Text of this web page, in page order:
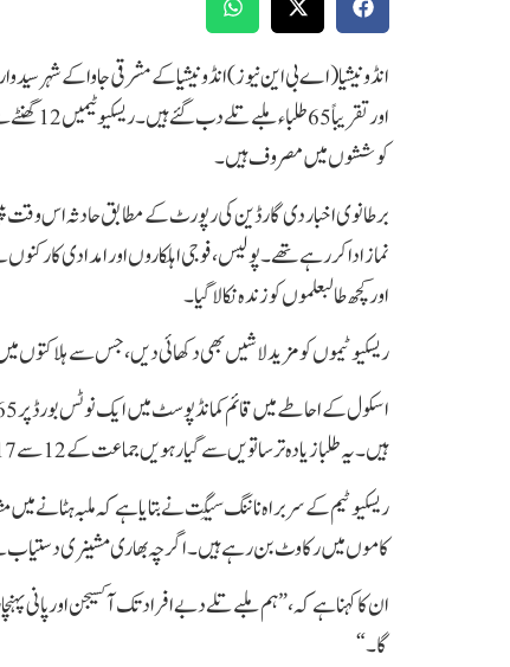
انڈونیشیا (اے بی این نیوز)انڈونیشیا کے مشرقی جاوا کے
اور
کوششوں میں مصروف ہیں۔
برطانوی اخبار دی گارڈین کی رپورٹ کے مطابق حادثہ اس
نماز ادا کر رہے تھے۔ پولیس، فوجی اہلکاروں اور امدادی
اور کچھ طالبعلموں کو زندہ نکالا گیا۔
ریسکیو ٹیموں کو مزید لاشیں بھی دکھائی دیں، جس سے ہلاکتوں
ہیں۔ یہ طلبا زیادہ تر ساتویں سے گیارہویں جماعت کے 12 سے 17 سال کے بتائے گئے ہیں۔
ریسکیو ٹیم کے سربراہ ناننگ سیگِت نے بتایا ہے کہ ملبہ ہٹانے
کاموں میں رکاوٹ بن رہے ہیں۔ اگرچہ بھاری مشینری دستیاب
ان کا کہنا ہے کہ، ”ہم ملبے تلے دبے افراد تک آکسیجن اور پانی
گا۔“